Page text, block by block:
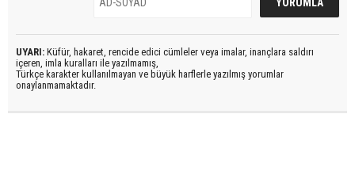
UYARI: Küfür, hakaret, rencide edici cümleler veya imalar, inançlara saldırı
içeren, imla kuralları ile yazılmamış,
Türkçe karakter kullanılmayan ve büyük harflerle yazılmış yorumlar
onaylanmamaktadır.